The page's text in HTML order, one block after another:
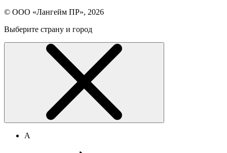
© ООО «Лангейм ПР», 2026
Выберите страну и город
А